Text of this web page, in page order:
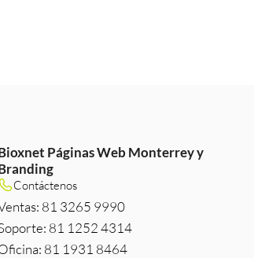
Páginas Web Monterrey y
Contáctenos
81 3265 9990
81 1252 4314
81 1931 8464